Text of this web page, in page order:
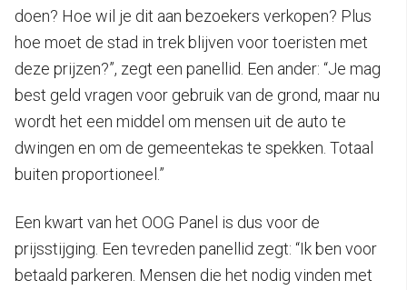
doen? Hoe wil je dit aan bezoekers verkopen? Plus
hoe moet de stad in trek blijven voor toeristen met
deze prijzen?”, zegt een panellid. Een ander: “Je mag
best geld vragen voor gebruik van de grond, maar nu
wordt het een middel om mensen uit de auto te
dwingen en om de gemeentekas te spekken. Totaal
buiten proportioneel.”
Een kwart van het OOG Panel is dus voor de
prijsstijging. Een tevreden panellid zegt: “Ik ben voor
betaald parkeren. Mensen die het nodig vinden met